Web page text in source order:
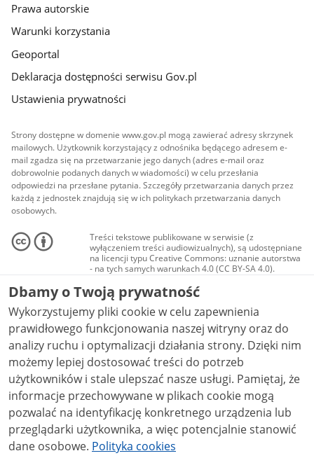
Prawa autorskie
Warunki korzystania
Geoportal
Deklaracja dostępności serwisu Gov.pl
Ustawienia prywatności
Strony dostępne w domenie www.gov.pl mogą zawierać adresy skrzynek
mailowych. Użytkownik korzystający z odnośnika będącego adresem e-
mail zgadza się na przetwarzanie jego danych (adres e-mail oraz
dobrowolnie podanych danych w wiadomości) w celu przesłania
odpowiedzi na przesłane pytania. Szczegóły przetwarzania danych przez
każdą z jednostek znajdują się w ich politykach przetwarzania danych
osobowych.
Treści tekstowe publikowane w serwisie (z
wyłączeniem treści audiowizualnych), są udostępniane
na licencji typu Creative Commons: uznanie autorstwa
- na tych samych warunkach 4.0 (CC BY-SA 4.0).
Materiały audiowizualne, w tym zdjęcia, materiały
audio i wideo, są udostępniane na licencji typu
Creative Commons: uznanie autorstwa użycie
niekomercyjne - bez utworów zależnych 4.0 (CC BY-
NC-ND 4.0), o ile nie jest to stwierdzone inaczej.
Dbamy o Twoją prywatność
Wykorzystujemy pliki cookie w celu zapewnienia
prawidłowego funkcjonowania naszej witryny oraz do
analizy ruchu i optymalizacji działania strony. Dzięki nim
możemy lepiej dostosować treści do potrzeb
użytkowników i stale ulepszać nasze usługi. Pamiętaj, że
informacje przechowywane w plikach cookie mogą
pozwalać na identyfikację konkretnego urządzenia lub
przeglądarki użytkownika, a więc potencjalnie stanowić
dane osobowe. Polityka cookies